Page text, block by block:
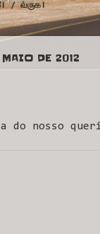
/ வருக!
DE 2012
do nosso